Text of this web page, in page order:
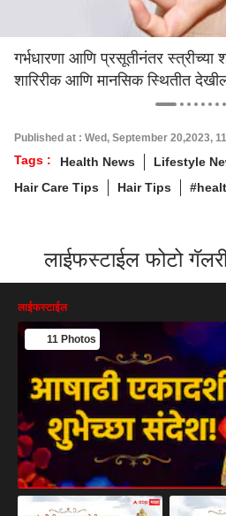
गर्भधारणा आणि प्रसूतीनंतर
शारिरीक आणि मानसिक स्थितीत
Published at : Wed, September 20,2023,
Tags : Health News Lifestyle
Hair Care Tips
Hair Tips
लाईफस्टाईल फोटो
लाईफस्टाईल
11 Photos